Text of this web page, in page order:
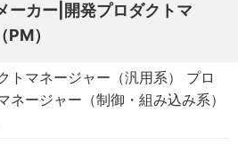
ーカー|開発プロダクトマ
）
トマネージャー（汎用系） プロ
ネージャー（制御・組み込み系）